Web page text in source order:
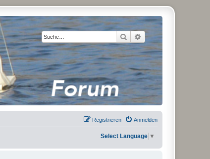
Suche Erweiterte Suche
Anmelden
Registrieren
Select Language ▼